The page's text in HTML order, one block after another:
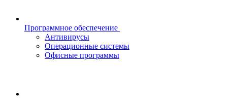
Программное обеспечение
Антивирусы
Операционные системы
Офисные программы